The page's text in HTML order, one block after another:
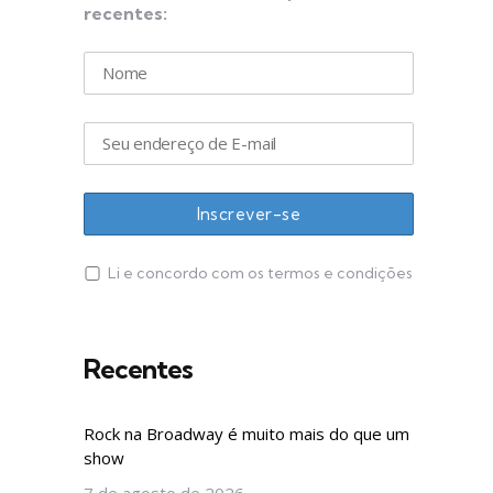
recentes:
Li e concordo com os termos e condições
Recentes
Rock na Broadway é muito mais do que um
show